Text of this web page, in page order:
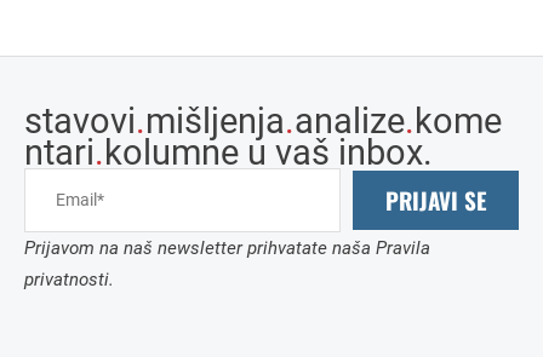
stavovi.mišljenja.analize.kome
ntari.kolumne u vaš inbox.
PRIJAVI SE
Prijavom na naš newsletter prihvatate naša Pravila
privatnosti.